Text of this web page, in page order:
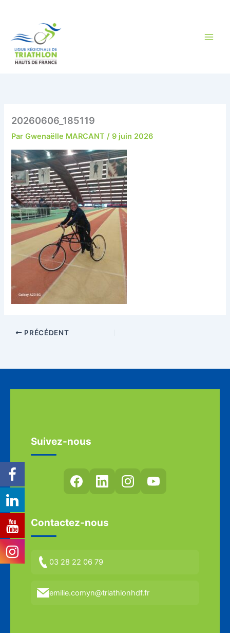
20260606_185119
ParGwenaëlle MARCANT/9 juin 2026
PRÉCÉDENT
Suivez-nous
Contactez-nous
03 28 22 06 79
emilie.comyn@triathlonhdf.fr